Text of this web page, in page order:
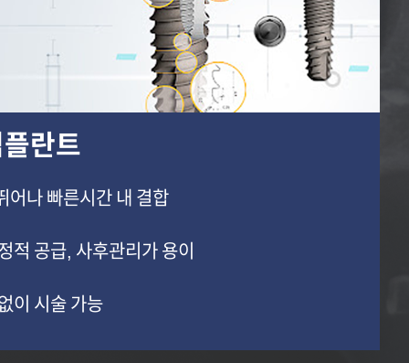
란트
어나 빠른시간 내 결합
적 공급, 사후관리가 용이
이 시술 가능